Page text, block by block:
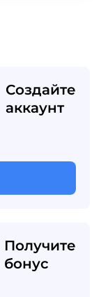
Создайте
аккаунт
Получите
бонус